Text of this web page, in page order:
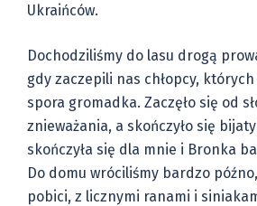
Ukraińców.
Dochodziliśmy do lasu drogą
gdy zaczepili nas chłopcy,
spora gromadka. Zaczęło się od
znieważania, a skończyło się
skończyła się dla mnie i Bronka
Do domu wróciliśmy bardzo
pobici, z licznymi ranami i